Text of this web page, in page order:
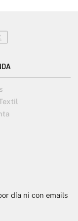
día ni con emails